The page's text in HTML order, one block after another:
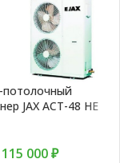
JAX ACT-48 HE
115 000₽